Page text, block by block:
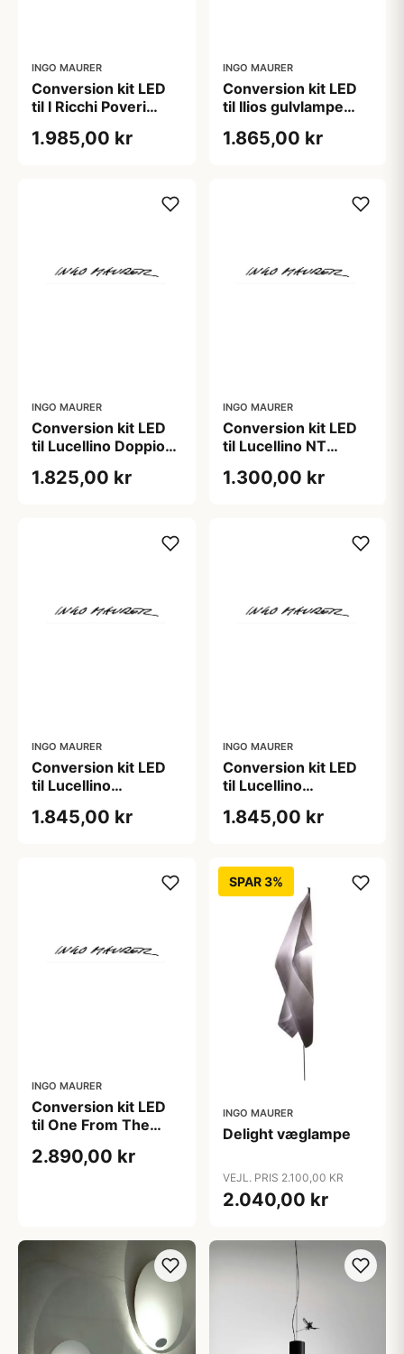
INGO MAURER
Conversion kit LED
til I Ricchi Poveri
lyskilde
1.985,00 kr
INGO MAURER
Conversion kit LED
til Ilios gulvlampe
1.865,00 kr
INGO MAURER
Conversion kit LED
til Lucellino Doppio
lyskilder
1.825,00 kr
INGO MAURER
Conversion kit LED
til Lucellino NT
lyskilde
1.300,00 kr
INGO MAURER
Conversion kit LED
til Lucellino
lyskilde
1.845,00 kr
INGO MAURER
Conversion kit LED
til Lucellino
lyskilde
1.845,00 kr
INGO MAURER
Conversion kit LED
til One From The
inkl. lyskilde
2.890,00 kr
SPAR 3%
INGO MAURER
Delight væglampe
VEJL. PRIS 2.100,00 KR
2.040,00 kr